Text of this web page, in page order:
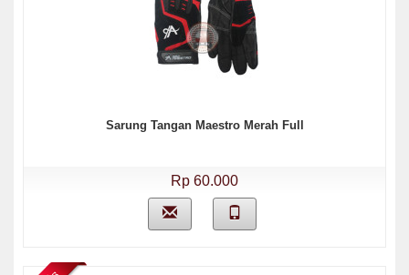
Sarung Tangan Maestro Merah Full
Rp 60.000